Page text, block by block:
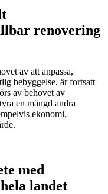
renovering
av att anpassa,
bebyggelse, är fortsatt
av behovet av
en mängd andra
ekonomi,
med
landet